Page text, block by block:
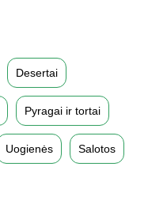
Desertai
Pyragai ir tortai
Uogienės Salotos